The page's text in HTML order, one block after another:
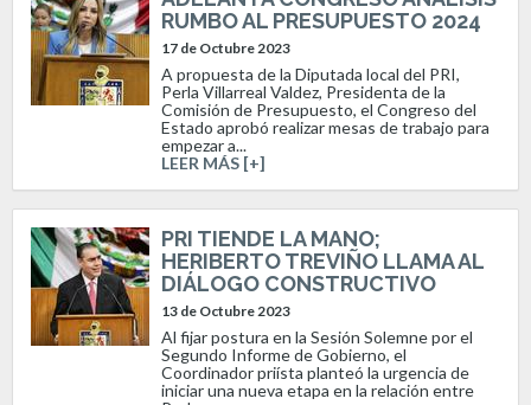
RUMBO AL PRESUPUESTO 2024
17 de Octubre 2023
A propuesta de la Diputada local del PRI,
Perla Villarreal Valdez, Presidenta de la
Comisión de Presupuesto, el Congreso del
Estado aprobó realizar mesas de trabajo para
empezar a...
LEER MÁS [+]
PRI TIENDE LA MANO;
HERIBERTO TREVIÑO LLAMA AL
DIÁLOGO CONSTRUCTIVO
13 de Octubre 2023
Al fijar postura en la Sesión Solemne por el
Segundo Informe de Gobierno, el
Coordinador priísta planteó la urgencia de
iniciar una nueva etapa en la relación entre